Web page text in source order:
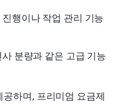
행이나 작업 관리 기능
분량과 같은 고급 기능
하며, 프리미엄 요금제